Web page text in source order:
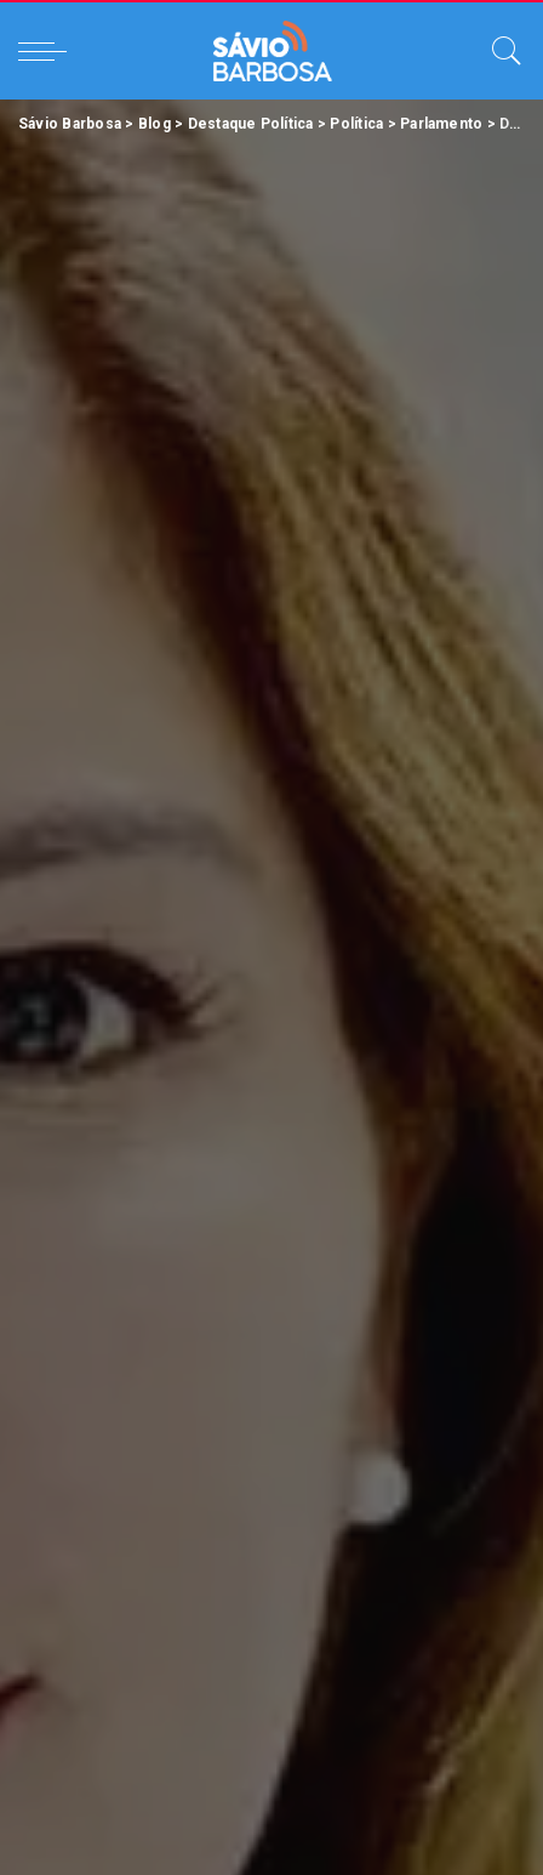
Sávio Barbosa > Blog> Destaque Política > Política > Parlamento > Deputada Renilce Nicodemos tem PL de atendimento prioritário sancionado pelo Governo do Estado.